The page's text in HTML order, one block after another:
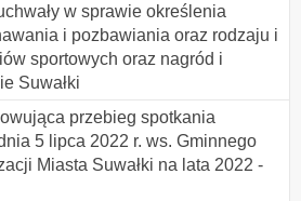
w sprawie określenia
i pozbawiania oraz rodzaju i
sportowych oraz nagród i
Suwałki
przebieg spotkania
5 lipca 2022 r. ws. Gminnego
Miasta Suwałki na lata 2022 -